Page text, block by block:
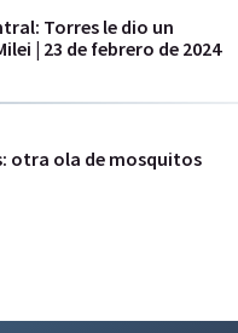
Torres le dio un
| 23 de febrero de 2024
otra ola de mosquitos